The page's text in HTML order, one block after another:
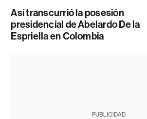
Así transcurrió la posesión
presidencial de Abelardo De la
Espriella en Colombia
PUBLICIDAD